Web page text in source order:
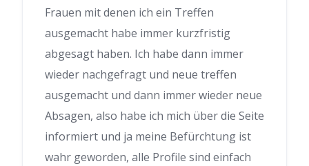
Frauen mit denen ich ein Treffen
ausgemacht habe immer kurzfristig
abgesagt haben. Ich habe dann immer
wieder nachgefragt und neue treffen
ausgemacht und dann immer wieder neue
Absagen, also habe ich mich über die Seite
informiert und ja meine Befürchtung ist
wahr geworden, alle Profile sind einfach